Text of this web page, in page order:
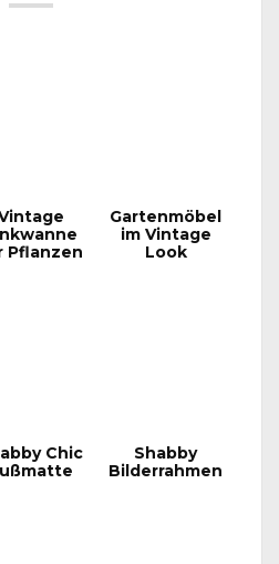
Pflanzen
Gartenmöbel
im Vintage
Look
Chic
Shabby
Bilderrahmen